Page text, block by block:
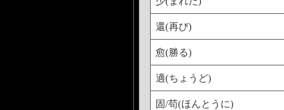
還(再び)
愈(勝る)
適(ちょうど)
固/苟(ほんとうに)